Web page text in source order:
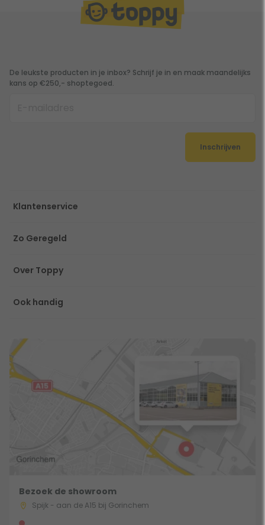
De leukste producten in je inbox? Schrijf je in en maak maandelijks
kans op €250,- shoptegoed.
Inschrijven
Klantenservice
Zo Geregeld
Over Toppy
Ook handig
Bezoek de showroom
Spijk - aan de A15 bij Gorinchem